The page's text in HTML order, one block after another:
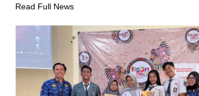
Read Full News